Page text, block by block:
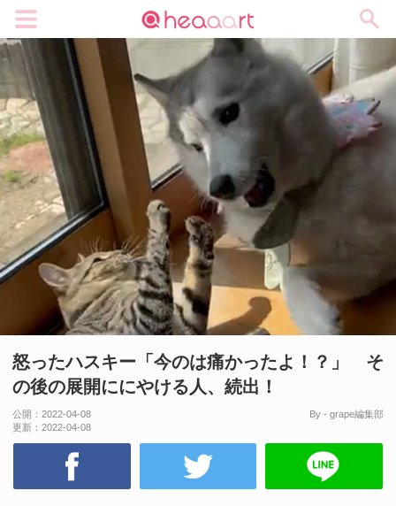
怒ったハスキー「今のは痛かったよ！？」 そ
の後の展開ににやける人、続出！
公開： 2022-04-08
更新： 2022-04-08
By - grape編集部